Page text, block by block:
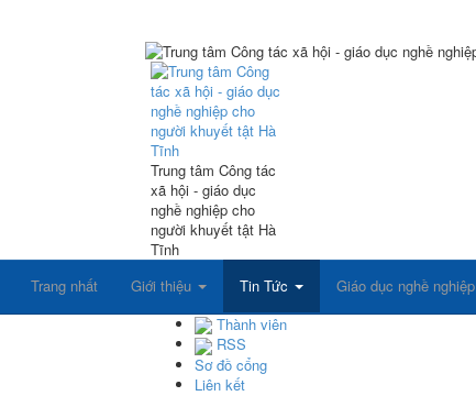
Trung tâm Công tác
xã hội - giáo dục
nghề nghiệp cho
người khuyết tật Hà
Tĩnh
Trang nhất
Giới thiệu Tin Tức Giáo dục nghề nghiệp
Thành viên
RSS
Sơ đồ cổng
Liên kết